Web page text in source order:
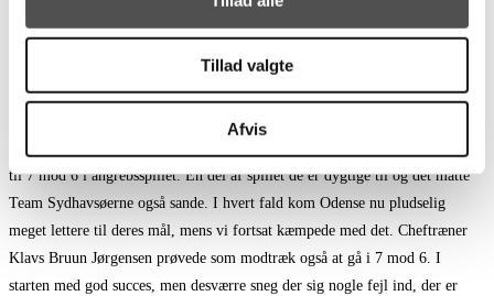
Tillad valgte
Afvis
tilbage på tre mål. Præcis som i første halvleg var der flere muligheder for
Årsagen var igen oplagte chancer der blev brændt – herunder bl.a. to
straffekast.
til 7 mod 6 i angrebsspillet. En del af spillet de er dygtige til og det måtte
Team Sydhavsøerne også sande. I hvert fald kom Odense nu pludselig
meget lettere til deres mål, mens vi fortsat kæmpede med det. Cheftræner
Klavs Bruun Jørgensen prøvede som modtræk også at gå i 7 mod 6. I
starten med god succes, men desværre sneg der sig nogle fejl ind, der er